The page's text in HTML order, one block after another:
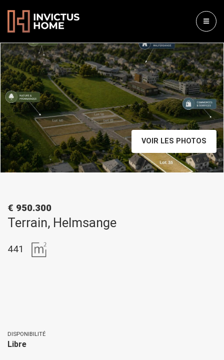
VOIR LES PHOTOS
€ 950.300
Terrain, Helmsange
441
DISPONIBILITÉ
Libre